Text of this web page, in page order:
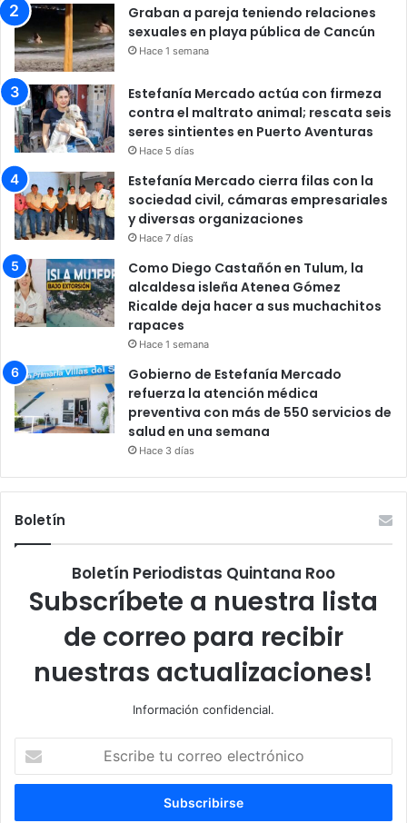
Graban a pareja teniendo relaciones
sexuales en playa pública de Cancún
Hace 1 semana
Estefanía Mercado actúa con firmeza
contra el maltrato animal; rescata seis
seres sintientes en Puerto Aventuras
Hace 5 días
Estefanía Mercado cierra filas con la
sociedad civil, cámaras empresariales
y diversas organizaciones
Hace 7 días
Como Diego Castañón en Tulum, la
alcaldesa isleña Atenea Gómez
Ricalde deja hacer a sus muchachitos
rapaces
Hace 1 semana
Gobierno de Estefanía Mercado
refuerza la atención médica
preventiva con más de 550 servicios de
salud en una semana
Hace 3 días
Boletín
Boletín Periodistas Quintana Roo
Subscríbete a nuestra lista
de correo para recibir
nuestras actualizaciones!
Información confidencial.
correo